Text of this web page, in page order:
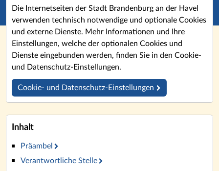
Die Internetseiten der Stadt Brandenburg an der Havel
verwenden technisch notwendige und optionale Cookies
und externe Dienste. Mehr Informationen und Ihre
Einstellungen, welche der optionalen Cookies und
Dienste eingebunden werden, finden Sie in den Cookie-
und Datenschutz-Einstellungen.
Cookie- und Datenschutz-Einstellungen
Inhalt
Präambel
Verantwortliche Stelle